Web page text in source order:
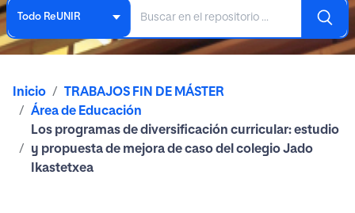
Todo ReUNIR
Inicio
TRABAJOS FIN DE MÁSTER
Área de Educación
Los programas de diversificación curricular: estudio
y propuesta de mejora de caso del colegio Jado
Ikastetxea